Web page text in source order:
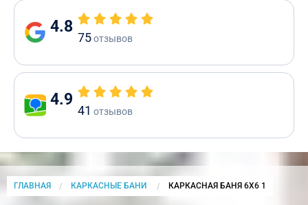
4.8
75отзывов
4.9
41 отзывов
ГЛАВНАЯ КАРКАСНЫЕ БАНИ CURRENT:
КАРКАСНАЯ БАНЯ 6Х6 1